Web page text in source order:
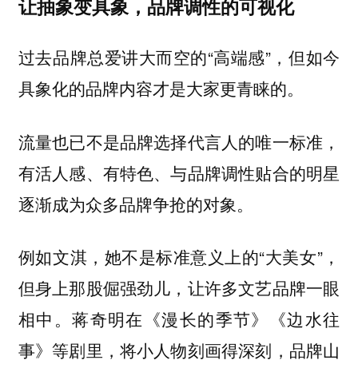
让抽象变具象，品牌调性的可视化
过去品牌总爱讲大而空的“高端感”，但如今
具象化的品牌内容才是大家更青睐的。
流量也已不是品牌选择代言人的唯一标准，
有活人感、有特色、与品牌调性贴合的明星
逐渐成为众多品牌争抢的对象。
例如文淇，她不是标准意义上的“大美女”，
但身上那股倔强劲儿，让许多文艺品牌一眼
相中。蒋奇明在《漫长的季节》《边水往
事》等剧里，将小人物刻画得深刻，品牌山